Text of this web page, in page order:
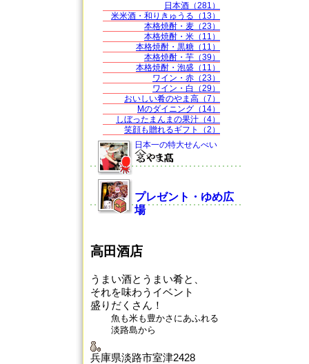
日本酒（281）
米米酒・和りきゅうる（13）
本格焼酎・麦（23）
本格焼酎・米（11）
本格焼酎・黒糖（11）
本格焼酎・芋（39）
本格焼酎・泡盛（11）
ワイン・赤（23）
ワイン・白（29）
おいしい肴のやま高（7）
Mのダイニング（14）
しぼったまんまの果汁（4）
笑顔も贈れるギフト（2）
日本一の特大せんべい
プレゼント・ゆめ広
場
高田酒店
うまい酒とうまい肴と、
それを味わうイベント
盛りだくさん！
魚も米も豊かさにあふれる
淡路島から
兵庫県淡路市室津2428